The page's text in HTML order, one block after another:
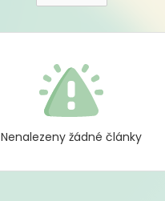
Nenalezeny žádné články